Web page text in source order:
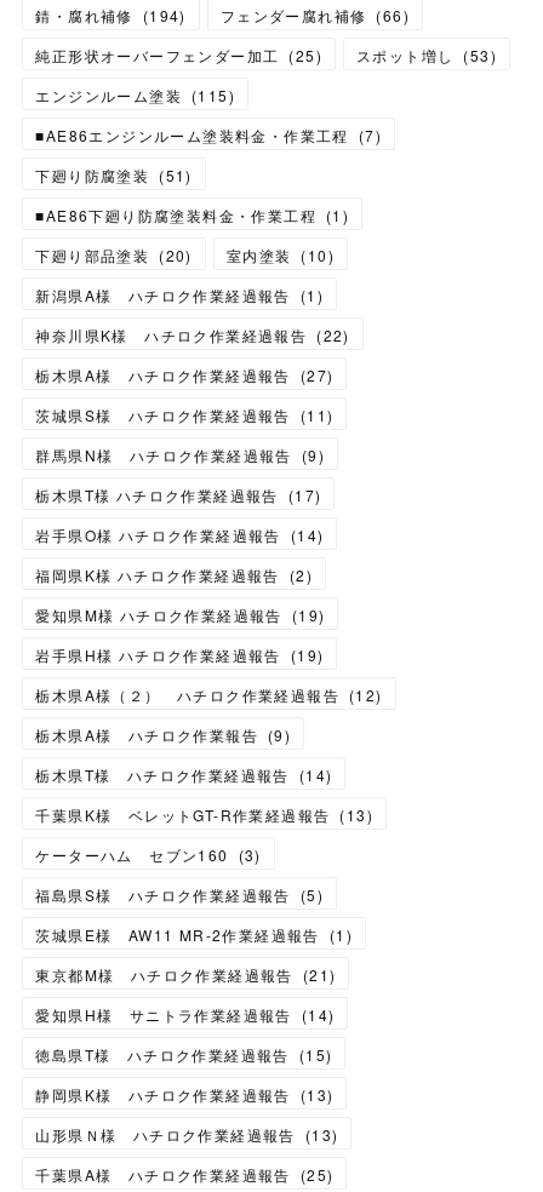
錆・腐れ補修 (194) フェンダー腐れ補修 (66)
純正形状オーバーフェンダー加工
(25) スポット増し (53)
エンジンルーム塗装
(115)
■AE86エンジンルーム塗装料金・作業工程
(7)
下廻り防腐塗装
(51)
■AE86下廻り防腐塗装料金・作業工程
(1 )
下廻り部品塗装
(20) 室内塗装 (10)
新潟県A様 ハチロク作業経過報告
(1 )
神奈川県K様 ハチロク作業経過報告 (22)
栃木県A様 ハチロク作業経過報告
(27)
茨城県S様 ハチロク作業経過報告
(11)
群馬県N様 ハチロク作業経過報告
(9)
栃木県T様 ハチロク作業経過報告
(17)
岩手県O様 ハチロク作業経過報告
(14)
福岡県K様 ハチロク作業経過報告
(2)
愛知県M様 ハチロク作業経過報告
(19)
岩手県H様 ハチロク作業経過報告
(19)
栃木県A様（２） ハチロク作業経過報告 (12)
栃木県A様 ハチロク作業報告 (9)
栃木県T様 ハチロク作業経過報告
(14)
千葉県K様 ベレットGT-R作業経過報告 (13)
ケーターハム セブン160
(3)
福島県S様 ハチロク作業経過報告
(5)
茨城県E様 AW11 MR-2作業経過報告
(1 )
東京都M様 ハチロク作業経過報告
(21)
愛知県H様 サニトラ作業経過報告
(14)
徳島県T様 ハチロク作業経過報告
(15)
静岡県K様 ハチロク作業経過報告
(13)
山形県Ｎ様 ハチロク作業経過報告
(13)
千葉県A様 ハチロク作業経過報告
(25)